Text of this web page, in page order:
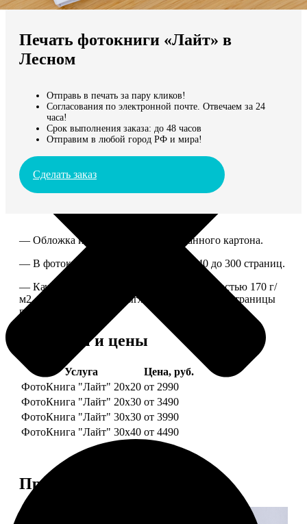
Мы доставляем по всему миру
Продолжить без города
Печать фотокниги «Лайт» в
Лесном
Отправь в печать за пару кликов!
Согласования по электронной почте. Отвечаем за 24
часа!
Срок выполнения заказа: до 48 часов
Отправим в любой город РФ и мира!
Сделать заказ
— Обложка из твердого ламинированного картона.
— В фотокниге можно разместить от 40 до 300 страниц.
— Качественная мелованная бумага плотностью 170 г/
м2, то есть страницы выглядят, как плотные страницы
глянцевого журнала.
Форматы и цены
Услуга
Цена, руб.
ФотоКнига "Лайт" 20x20 от 2990
ФотоКнига "Лайт" 20x30 от 3490
ФотоКнига "Лайт" 30x30 от 3990
ФотоКнига "Лайт" 30x40 от 4490
Примеры работ